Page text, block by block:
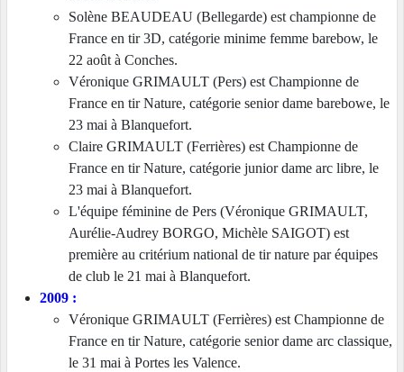
Solène BEAUDEAU (Bellegarde) est championne de
France en tir 3D, catégorie minime femme barebow, le
22 août à Conches.
Véronique GRIMAULT (Pers) est Championne de
France en tir Nature, catégorie senior dame barebowe, le
23 mai à Blanquefort.
Claire GRIMAULT (Ferrières) est Championne de
France en tir Nature, catégorie junior dame arc libre, le
23 mai à Blanquefort.
L'équipe féminine de Pers (Véronique GRIMAULT,
Aurélie-Audrey BORGO, Michèle SAIGOT) est
première au critérium national de tir nature par équipes
de club le 21 mai à Blanquefort.
2009 :
Véronique GRIMAULT (Ferrières) est Championne de
France en tir Nature, catégorie senior dame arc classique,
le 31 mai à Portes les Valence.